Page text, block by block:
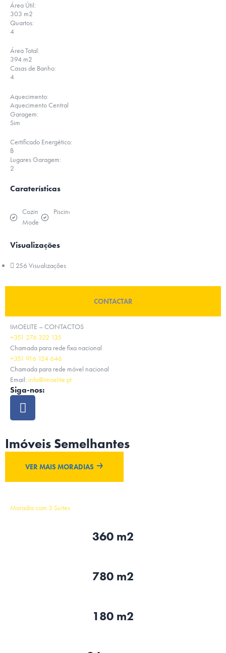
Área Útil:
303 m2
Quartos:
4
Área Total:
394 m2
Casas de Banho:
4
Aquecimento:
Aquecimento Central
Garagem:
Sim
Certificado Energético:
B
Lugares Garagem:
2
Caraterísticas
Cozinha
Moderna
Piscina
Visualizações
256 Visualizações
CONTACTAR
IMOELITE – CONTACTOS
+351 276 322 135
Chamada para rede fixa nacional
+351 916 124 646
Chamada para rede móvel nacional
Email: info@imoelite.pt
Siga-nos:
Imóveis Semelhantes
VER MAIS MORADIAS
Moradia com 3 Suites
360 m2
780 m2
180 m2